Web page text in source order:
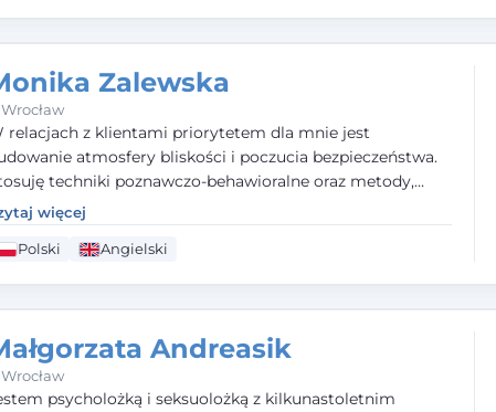
Zalewska
Wrocław
relacjach z klientami priorytetem dla mnie jest
atmosfery bliskości i poczucia bezpieczeństwa.
techniki poznawczo-behawioralne oraz metody,
koncentrują się na rozwiązaniach (TSR). Te polegają na
zamierzonych celów (doprowadzeniu do
trudnych sytuacji) poprzez identyfikowanie i
więcej
Polski Angielski
Andreasik
Wrocław
psycholożką i seksuolożką z kilkunastoletnim